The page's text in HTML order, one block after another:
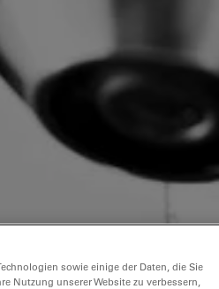
sowie einige der Daten, die Sie
Nutzung unserer Website zu verbessern,